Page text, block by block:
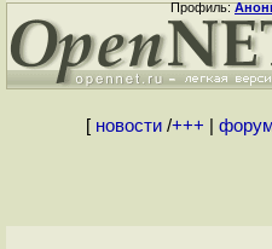
Профиль:
[ новости/+++